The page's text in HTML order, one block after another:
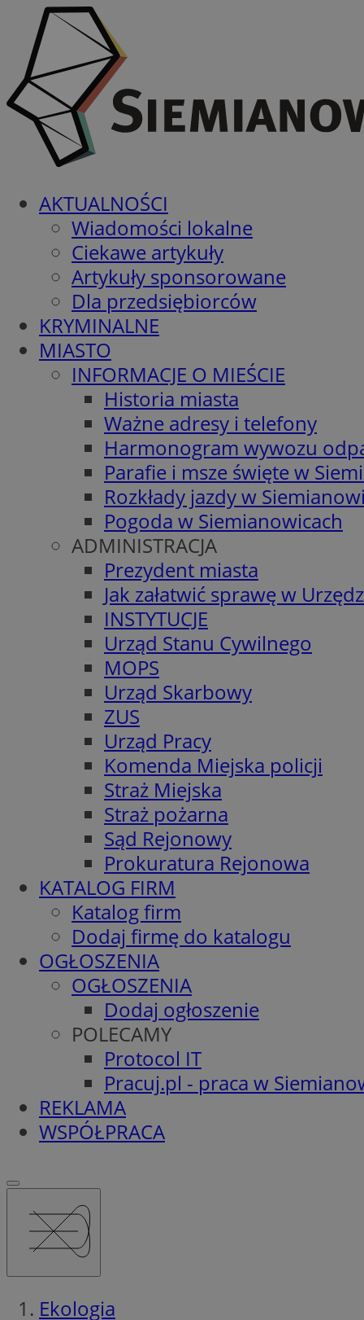
AKTUALNOŚCI
Wiadomości lokalne
Ciekawe artykuły
Artykuły sponsorowane
Dla przedsiębiorców
KRYMINALNE
MIASTO
INFORMACJE O MIEŚCIE
Historia miasta
Ważne adresy i telefony
Harmonogram wywozu
Parafie i msze święte w
Rozkłady jazdy w
Pogoda w Siemianowicach
ADMINISTRACJA
Prezydent miasta
Jak załatwić sprawę w
INSTYTUCJE
Urząd Stanu Cywilnego
MOPS
Urząd Skarbowy
ZUS
Urząd Pracy
Komenda Miejska policji
Straż Miejska
Straż pożarna
Sąd Rejonowy
Prokuratura Rejonowa
KATALOG FIRM
Katalog firm
Dodaj firmę do katalogu
OGŁOSZENIA
OGŁOSZENIA
Dodaj ogłoszenie
POLECAMY
Protocol IT
Pracuj.pl - praca w
REKLAMA
WSPÓŁPRACA
Ekologia